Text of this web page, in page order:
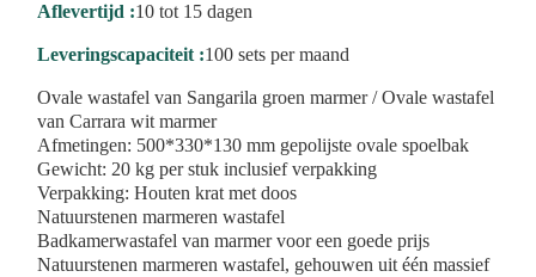
Aflevertijd :10 tot 15 dagen
Leveringscapaciteit :100 sets per maand
Ovale wastafel van Sangarila groen marmer / Ovale wastafel
van Carrara wit marmer
Afmetingen: 500*330*130 mm gepolijste ovale spoelbak
Gewicht: 20 kg per stuk inclusief verpakking
Verpakking: Houten krat met doos
Natuurstenen marmeren wastafel
Badkamerwastafel van marmer voor een goede prijs
Natuurstenen marmeren wastafel, gehouwen uit één massief